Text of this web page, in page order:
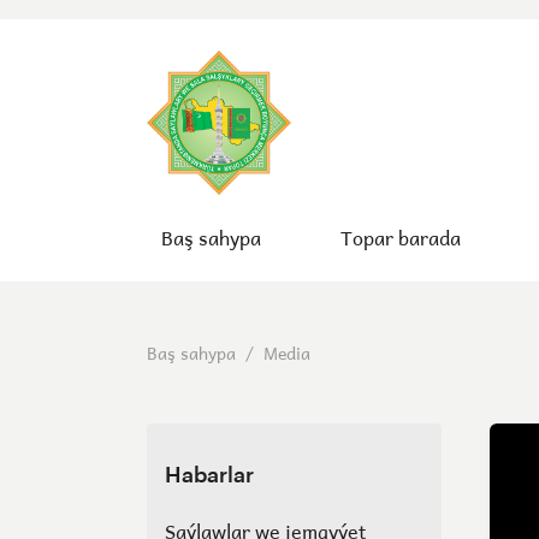
Baş sahypa Topar barada
Baş sahypa / Media
Habarlar
Saýlawlar we jemgyýet